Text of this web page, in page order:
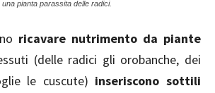
una pianta parassita delle radici.
ricavare nutrimento da piante
(delle radici gli orobanche, dei
le cuscute) inseriscono sottili